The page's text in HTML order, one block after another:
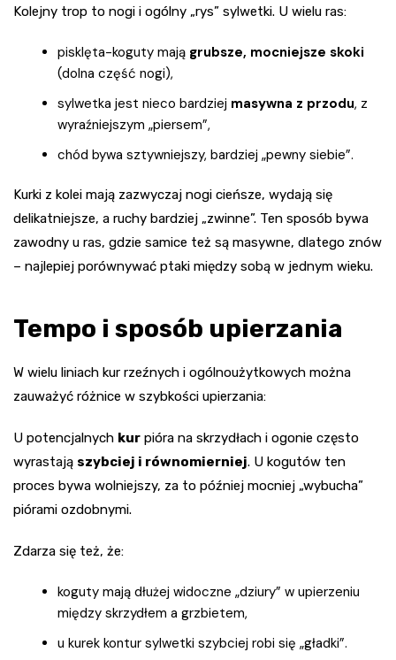
Kolejny trop to nogi i ogólny „rys” sylwetki. U wielu ras:
pisklęta-koguty mają grubsze, mocniejsze skoki
(dolna część nogi),
sylwetka jest nieco bardziej masywna z przodu, z
wyraźniejszym „piersem”,
chód bywa sztywniejszy, bardziej „pewny siebie”.
Kurki z kolei mają zazwyczaj nogi cieńsze, wydają się
delikatniejsze, a ruchy bardziej „zwinne”. Ten sposób bywa
zawodny u ras, gdzie samice też są masywne, dlatego znów
– najlepiej porównywać ptaki między sobą w jednym wieku.
Tempo i sposób upierzania
W wielu liniach kur rzeźnych i ogólnoużytkowych można
zauważyć różnice w szybkości upierzania:
U potencjalnych kur pióra na skrzydłach i ogonie często
wyrastają szybciej i równomierniej. U kogutów ten
proces bywa wolniejszy, za to później mocniej „wybucha”
piórami ozdobnymi.
Zdarza się też, że:
koguty mają dłużej widoczne „dziury” w upierzeniu
między skrzydłem a grzbietem,
u kurek kontur sylwetki szybciej robi się „gładki”.